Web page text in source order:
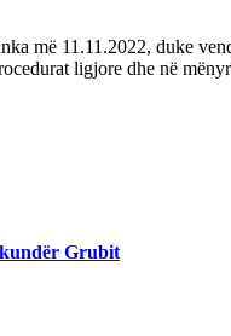
më 11.11.2022, duke
ligjore dhe në
Grubit